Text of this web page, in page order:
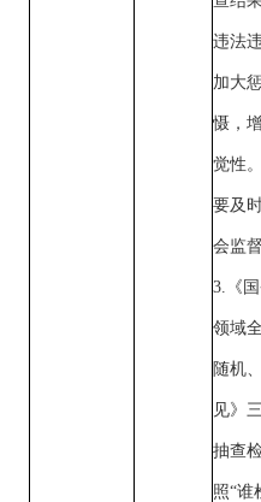
违法
加大
慑，
觉性
要及
会监
3.《
领域
随机
见》
抽查
照“谁